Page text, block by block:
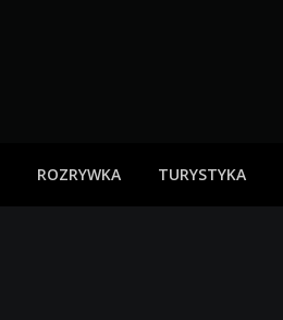
ROZRYWKA TURYSTYKA